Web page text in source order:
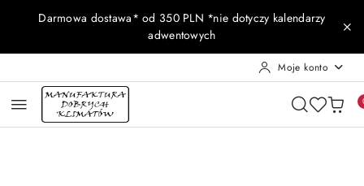
Przejdź do treści głównej
Przejdź do wyszukiwarki
Przejdź do moje konto
Przejdź do menu głównego
Przejdź do opisu produktu
Przejdź do stopki
Darmowa dostawa* od 350 PLN *nie dotyczy kalendarzy
adwentowych
Moje konto